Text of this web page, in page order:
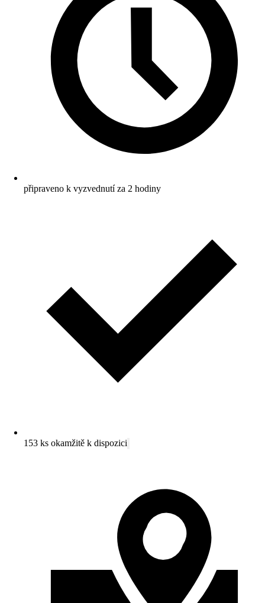
připraveno k vyzvednutí za 2 hodiny
153 ks okamžitě k dispozici